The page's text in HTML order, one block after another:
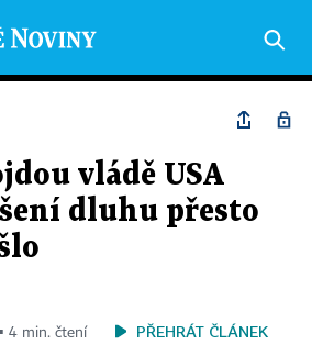
vládě USA
dluhu přesto
4 min. čtení PŘEHRÁT ČLÁNEK